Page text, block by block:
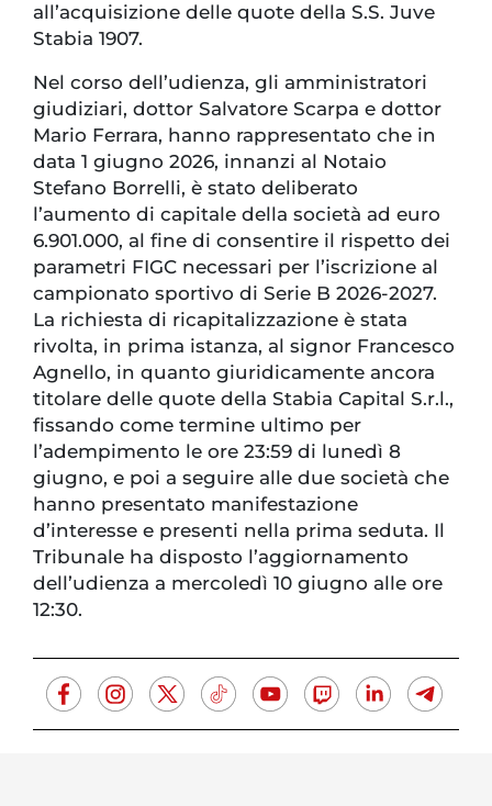
all’acquisizione delle quote della S.S. Juve
Stabia 1907.
Nel corso dell’udienza, gli amministratori
giudiziari, dottor Salvatore Scarpa e dottor
Mario Ferrara, hanno rappresentato che in
data 1 giugno 2026, innanzi al Notaio
Stefano Borrelli, è stato deliberato
l’aumento di capitale della società ad euro
6.901.000, al fine di consentire il rispetto dei
parametri FIGC necessari per l’iscrizione al
campionato sportivo di Serie B 2026-2027.
La richiesta di ricapitalizzazione è stata
rivolta, in prima istanza, al signor Francesco
Agnello, in quanto giuridicamente ancora
titolare delle quote della Stabia Capital S.r.l.,
fissando come termine ultimo per
l’adempimento le ore 23:59 di lunedì 8
giugno, e poi a seguire alle due società che
hanno presentato manifestazione
d’interesse e presenti nella prima seduta. Il
Tribunale ha disposto l’aggiornamento
dell’udienza a mercoledì 10 giugno alle ore
12:30.